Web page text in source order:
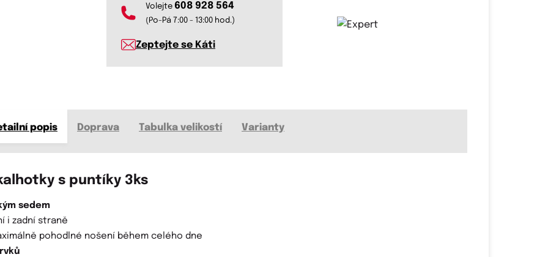
Volejte 608 928 564
(Po-Pá 7:00 - 13:00 hod.)
Zeptejte se Káti
popis Doprava Tabulka velikostí Varianty
s puntíky 3ks
sedem
i zadní straně
pohodlné nošení během celého dne